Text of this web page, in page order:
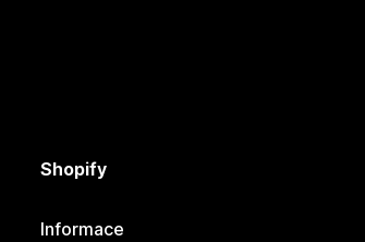
Shopify
Informace